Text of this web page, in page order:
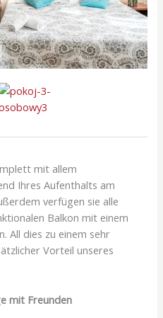
mit allem
Ihres Aufenthalts am
verfügen sie alle
Balkon mit einem
All dies zu einem sehr
Vorteil unseres
mit Freunden